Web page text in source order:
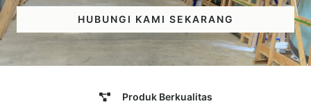
HUBUNGI KAMI SEKARANG
Produk Berkualitas